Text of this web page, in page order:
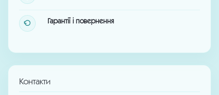
Гарантії і повернення
Контакти